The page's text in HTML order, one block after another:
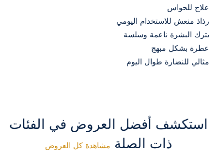
علاج للحواس
رذاذ منعش للاستخدام اليومي
يترك البشرة ناعمة وسلسة
عطرة بشكل مبهج
مثالي للنضارة طوال اليوم
استكشف أفضل العروض في الفئات
ذات الصلة مشاهدة كل العروض